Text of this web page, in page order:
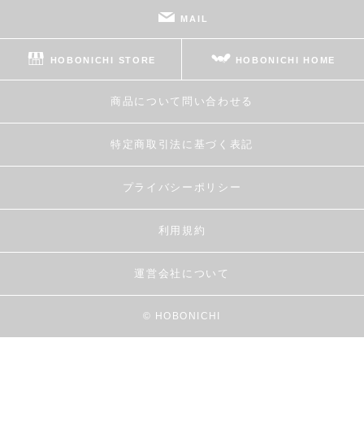
MAIL
HOBONICHI STORE HOBONICHI HOME
商品について問い合わせる
特定商取引法に基づく表記
プライバシーポリシー
利用規約
運営会社について
© HOBONICHI